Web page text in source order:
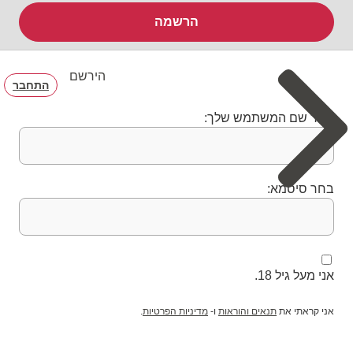
הרשמה
הירשם
התחבר
בחר שם המשתמש שלך:
בחר סיסמא:
אני מעל גיל 18.
אני קראתי את תנאים והוראות ו- מדיניות הפרטיות.